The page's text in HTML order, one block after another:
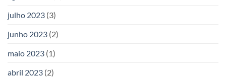
julho 2023 (3)
junho 2023 (2)
maio 2023 (1)
abril 2023 (2)